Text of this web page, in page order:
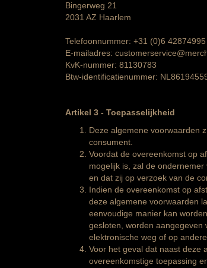
Bingerweg 21
2031 AZ Haarlem
Telefoonnummer: +31 (0)6 42874995
E-mailadres:
KvK-nummer: 81130783
Btw-identificatienummer:
Artikel 3 - Toepasselijkheid
Deze algemene voorwaarden
consument.
Voordat de overeenkomst op
mogelijk is, zal de
en dat zij op verzoek van de
Indien de overeenkomst op
deze algemene voorwaarden
eenvoudige manier kan
gesloten, worden aangegeven
elektronische weg of op
Voor het geval dat naast deze
overeenkomstige toepassing